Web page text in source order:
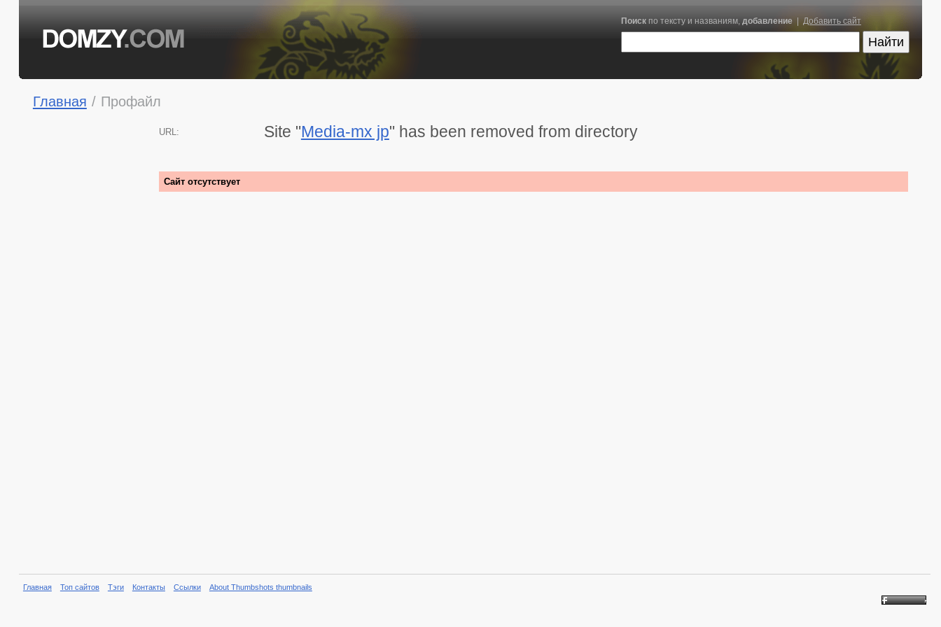
Поискпо тексту и названиям, добавление| Добавить сайт
Главная / Профайл
URL: Site "Media-mx jp" has been removed from directory
Сайт отсутствует
Главная Топ сайтов Тэги Контакты Ссылки About Thumbshots thumbnails